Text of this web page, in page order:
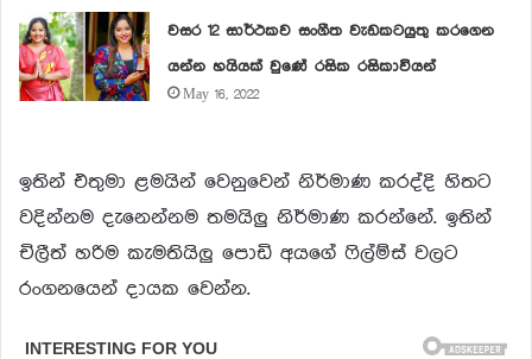
වසර 12 සාර්ථකව සංගීත වැඩකටයුතු කරගෙන
යන්න හයියක් වුණේ රසික රසිකාවියන්
May 16, 2022
ඉතින් එතුමා ළමයින් වෙනුවෙන් නිර්මාණ කරද්දි හිතට
වදින්නම දැනෙන්නම තමයිලු නිර්මාණ කරන්නේ. ඉතින්
චිලීත් හරිම කැමතියිලු පොඩි අයගේ ෆිල්ම්ස් වලට
රංගනයෙන් දායක වෙන්න.